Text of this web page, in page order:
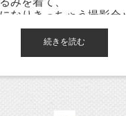
なりきっちゃう撮影会♪
続きを読む